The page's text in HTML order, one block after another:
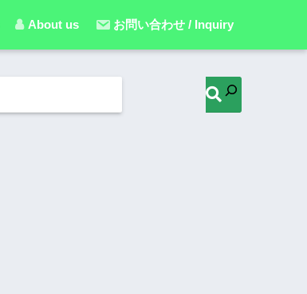
About us お問い合わせ / Inquiry